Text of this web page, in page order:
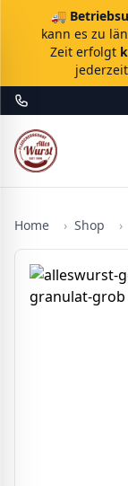
🚚
kann es zu
Zeit erfolgt
Home › Shop ›